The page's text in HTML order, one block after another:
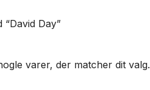
“David Day”
varer, der matcher dit valg.